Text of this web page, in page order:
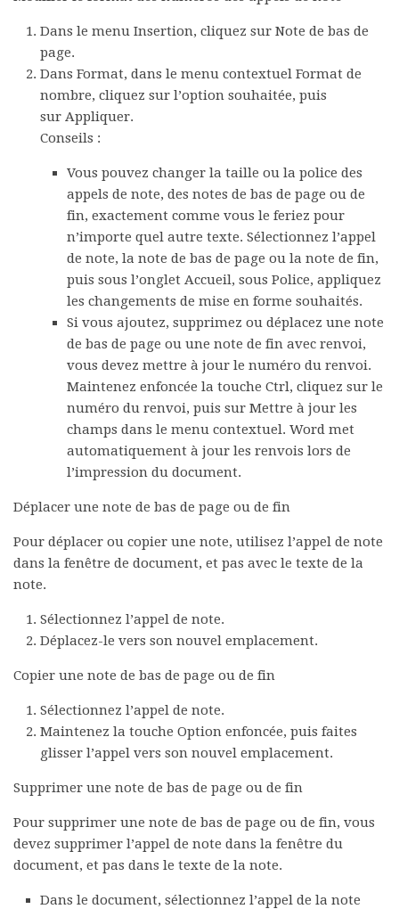
Dans le menu Insertion, cliquez sur Note de bas de
page.
Dans Format, dans le menu contextuel Format de
nombre, cliquez sur l’option souhaitée, puis
sur Appliquer.
Conseils :
Vous pouvez changer la taille ou la police des
appels de note, des notes de bas de page ou de
fin, exactement comme vous le feriez pour
n’importe quel autre texte. Sélectionnez l’appel
de note, la note de bas de page ou la note de fin,
puis sous l’onglet Accueil, sous Police, appliquez
les changements de mise en forme souhaités.
Si vous ajoutez, supprimez ou déplacez une note
de bas de page ou une note de fin avec renvoi,
vous devez mettre à jour le numéro du renvoi.
Maintenez enfoncée la touche Ctrl, cliquez sur le
numéro du renvoi, puis sur Mettre à jour les
champs dans le menu contextuel. Word met
automatiquement à jour les renvois lors de
l’impression du document.
Déplacer une note de bas de page ou de fin
Pour déplacer ou copier une note, utilisez l’appel de note
dans la fenêtre de document, et pas avec le texte de la
note.
Sélectionnez l’appel de note.
Déplacez-le vers son nouvel emplacement.
Copier une note de bas de page ou de fin
Sélectionnez l’appel de note.
Maintenez la touche Option enfoncée, puis faites
glisser l’appel vers son nouvel emplacement.
Supprimer une note de bas de page ou de fin
Pour supprimer une note de bas de page ou de fin, vous
devez supprimer l’appel de note dans la fenêtre du
document, et pas dans le texte de la note.
Dans le document, sélectionnez l’appel de la note